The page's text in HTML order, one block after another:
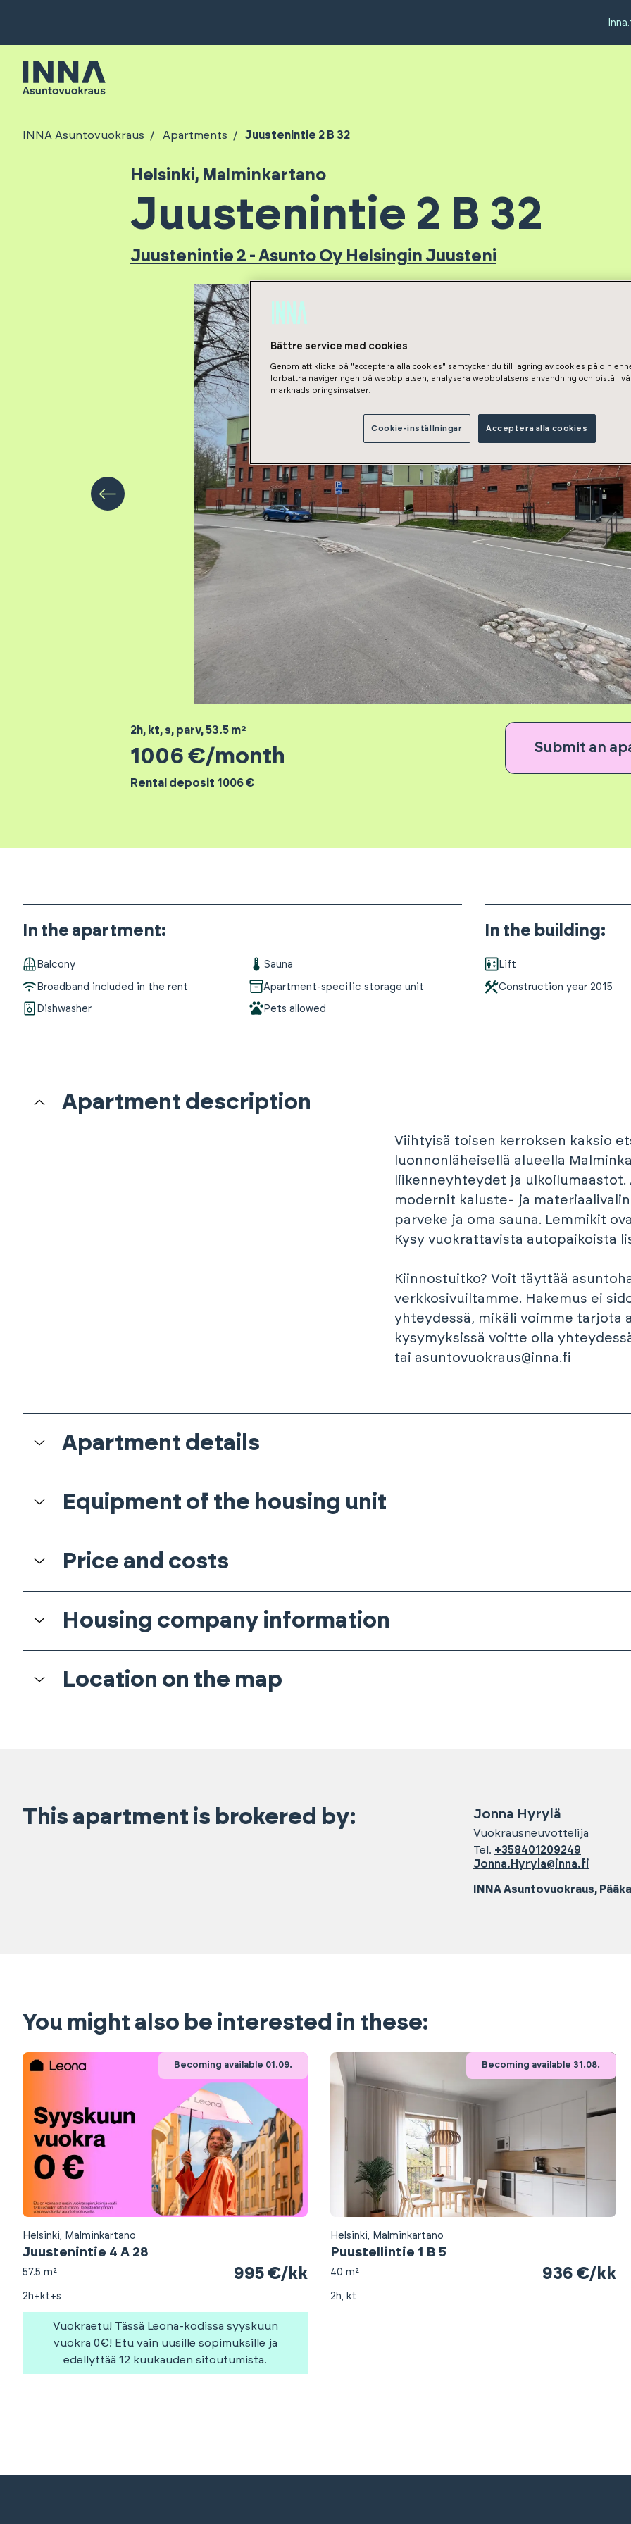
INNA Asuntovuokraus Apartments Juustenintie 2 B 32
Helsinki, Malminkartano
Juustenintie 2 B 32
Juustenintie 2 - Asunto Oy Helsingin Juusteni
2h, kt, s, parv, 53.5m²
1006 €/month
Rental deposit 1006 €
Submit an
In the apartment:
Balcony Sauna
Broadband included in the rent Apartment-specific storage unit
Dishwasher Pets allowed
In the building:
Lift
Construction year 2015
Apartment description
Viihtyisä toisen kerroksen kaksio
luonnonläheisellä alueella
liikenneyhteydet ja
modernit kaluste- ja
parveke ja oma sauna. Lemmikit
Kysy vuokrattavista autopaikoista
Kiinnostuitko? Voit täyttää
verkkosivuiltamme. Hakemus ei
yhteydessä, mikäli voimme tarjota
kysymyksissä voitte olla
tai asuntovuokraus@inna.fi
Apartment details
Equipment of the housing unit
Price and costs
Housing company information
Location on the map
This apartment is brokered by: Jonna Hyrylä
Vuokrausneuvottelija
Tel. +358401209249
Jonna.Hyryla@inna.fi
INNA Asuntovuokraus,
You might also be interested in these:
Becoming available 01.09.
Helsinki, Malminkartano
Juustenintie 4 A 28
57.5 m² 995 €/kk
2h+kt+s
Vuokraetu! Tässä Leona-kodissa syyskuun
vuokra 0€! Etu vain uusille sopimuksille ja
edellyttää 12 kuukauden sitoutumista.
Becoming available 31.08.
Helsinki, Malminkartano
Puustellintie 1 B 5
40 m² 936 €/kk
2h, kt
Bättre service med cookies
Genom att klicka på "acceptera alla cookies" samtycker du till lagring av cookies på din
förbättra navigeringen på webbplatsen, analysera webbplatsens användning och bistå i
marknadsföringsinsatser.
Cookie-inställningar Acceptera alla cookies